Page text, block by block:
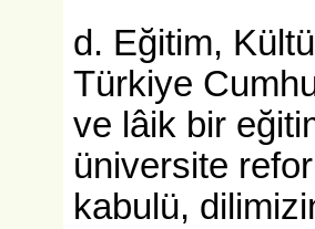
d. Eğitim,
Türkiye
ve lâik bir
üniversite
kabulü,